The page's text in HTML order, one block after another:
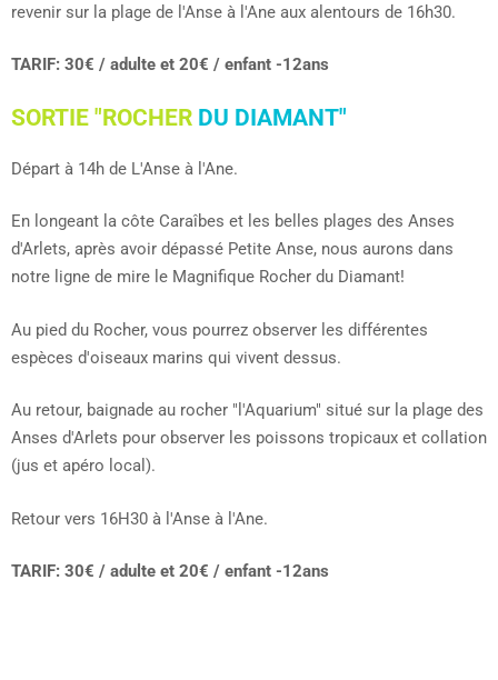
revenir sur la plage de l'Anse à l'Ane aux alentours de 16h30.
TARIF: 30€ / adulte et 20€ / enfant -12ans
SORTIE "ROCHER DU DIAMANT"
Départ à 14h de L'Anse à l'Ane.
En longeant la côte Caraîbes et les belles plages des Anses
d'Arlets, après avoir dépassé Petite Anse, nous aurons dans
notre ligne de mire le Magnifique Rocher du Diamant!
Au pied du Rocher, vous pourrez observer les différentes
espèces d'oiseaux marins qui vivent dessus.
Au retour, baignade au rocher "l'Aquarium" situé sur la plage des
Anses d'Arlets pour observer les poissons tropicaux et collation
(jus et apéro local).
Retour vers 16H30 à l'Anse à l'Ane.
TARIF: 30€ / adulte et 20€ / enfant -12ans